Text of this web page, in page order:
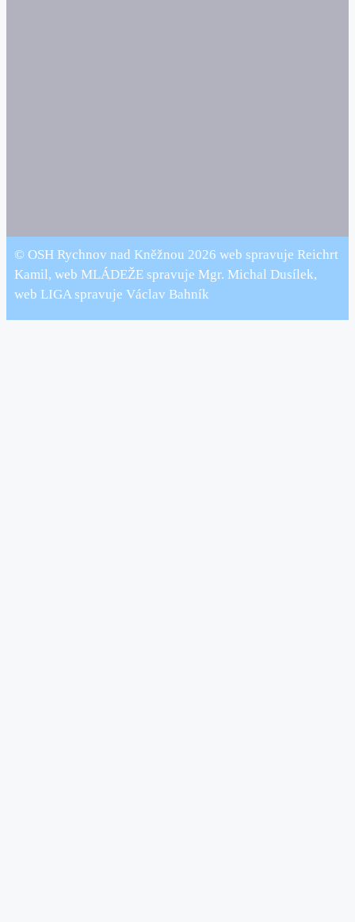
© OSH Rychnov nad Kněžnou 2026 web spravuje Reichrt
Kamil, web MLÁDEŽE spravuje Mgr. Michal Dusílek,
web LIGA spravuje Václav Bahník